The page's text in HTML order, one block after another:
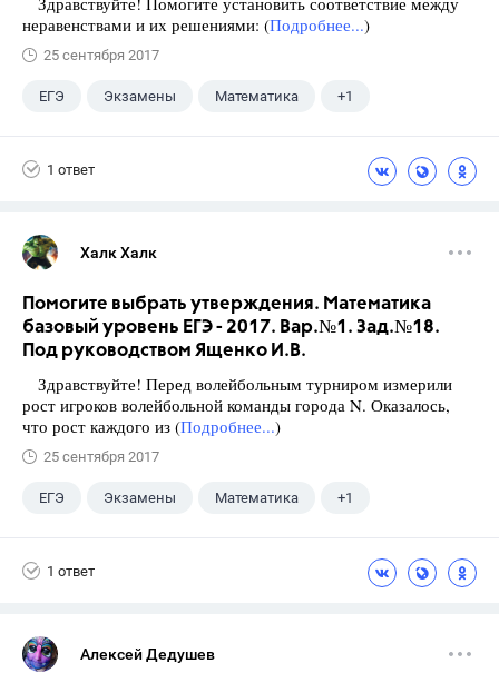
неравенствами и их решениями: (Подробнее...)
25 сентября 2017
ЕГЭ Экзамены Математика +1
1 ответ
Халк Халк
Помогите выбрать утверждения. Математика
базовый уровень ЕГЭ - 2017. Вар.№1. Зад.№18.
Под руководством Ященко И.В.
Здравствуйте! Перед волейбольным турниром измерили
рост игроков волейбольной команды города N. Оказалось,
что рост каждого из (Подробнее...)
25 сентября 2017
ЕГЭ Экзамены Математика +1
1 ответ
Алексей Дедушев